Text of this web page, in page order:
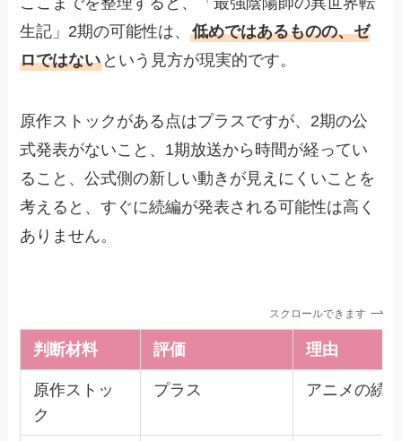
生記」2期の可能性は、低めではあるものの、ゼ
ロではない という見方が現実的です。
原作ストックがある点はプラスですが、2期の公
式発表がないこと、1期放送から時間が経ってい
ること、公式側の新しい動きが見えにくいことを
考えると、すぐに続編が発表される可能性は高く
ありません。
スクロールできます
判断材料 評価 理由
原作ストッ
ク
プラス アニメの続